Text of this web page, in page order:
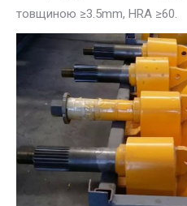
товщиною ≥3.5mm, HRA ≥60.